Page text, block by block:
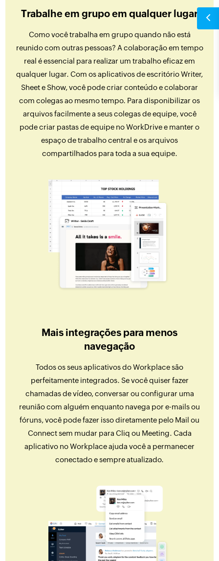
Trabalhe em grupo em qualquer lugar
Como você trabalha em grupo quando não está
reunido com outras pessoas? A colaboração em tempo
real é essencial para realizar um trabalho eficaz em
qualquer lugar. Com os aplicativos de escritório Writer,
Sheet e Show, você pode criar conteúdo e colaborar
com colegas ao mesmo tempo. Para disponibilizar os
arquivos facilmente a seus colegas de equipe, você
pode criar pastas de equipe no WorkDrive e manter o
espaço de trabalho central e os arquivos
compartilhados para toda a sua equipe.
Mais integrações para menos
navegação
Todos os seus aplicativos do Workplace são
perfeitamente integrados. Se você quiser fazer
chamadas de vídeo, conversar ou configurar uma
reunião com alguém enquanto navega por e-mails ou
fóruns, você pode fazer isso diretamente pelo Mail ou
Connect sem mudar para Cliq ou Meeting. Cada
aplicativo no Workplace ajuda você a permanecer
conectado e sempre atualizado.